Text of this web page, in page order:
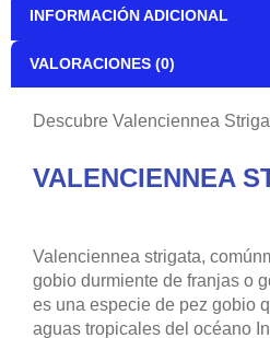
INFORMACIÓN ADICIONAL
VALORACIONES (0)
Descubre Valenciennea
VALENCIENNEA
Valenciennea strigata,
gobio durmiente de franjas o
es una especie de pez gobio
aguas tropicales del océano